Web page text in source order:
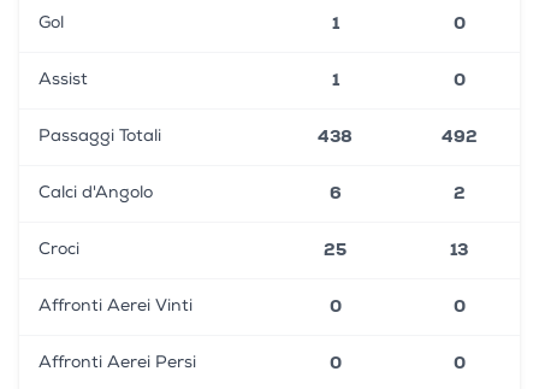
Gol 1 0
Assist 1 0
Passaggi Totali 438 492
Calci d'Angolo 6 2
Croci 25 13
Affronti Aerei Vinti 0 0
Affronti Aerei Persi 0 0